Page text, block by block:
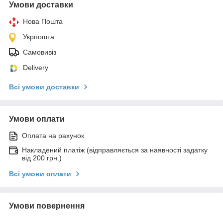
Умови доставки
Нова Пошта
Укрпошта
Самовивіз
Delivery
Всі умови доставки
Умови оплати
Оплата на рахунок
Накладений платіж (відправляється за наявності задатку
від 200 грн.)
Всі умови оплати
Умови повернення